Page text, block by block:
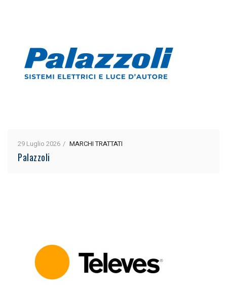
29 Luglio 2026 MARCHI TRATTATI
Palazzoli